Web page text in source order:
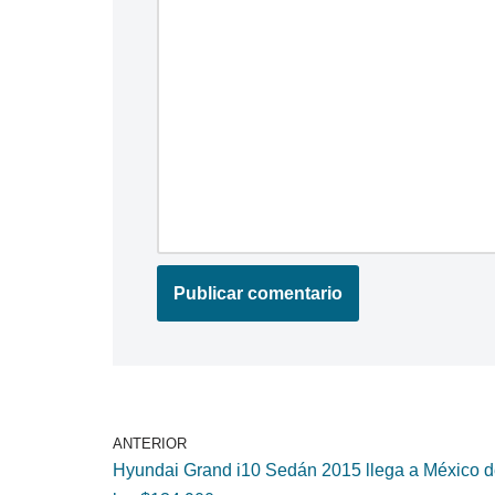
ANTERIOR
Hyundai Grand i10 Sedán 2015 llega a México